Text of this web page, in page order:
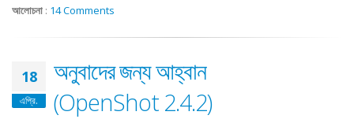
আলোচনা : 14 Comments
18
এপ্রি.
অনুবাদের জন্য আহ্বান
(OpenShot 2.4.2)